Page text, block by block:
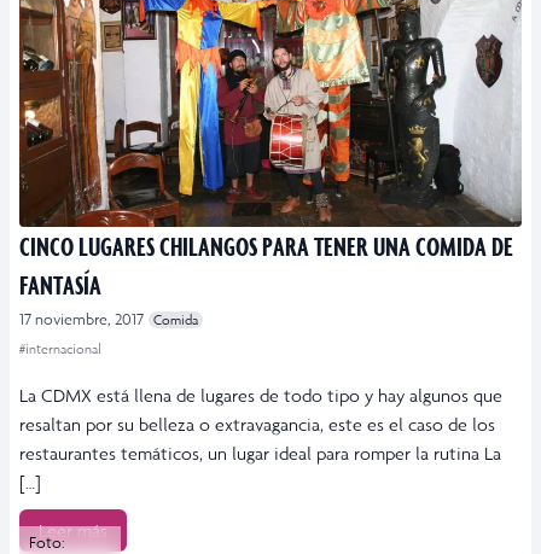
CINCO LUGARES CHILANGOS PARA TENER UNA COMIDA DE
FANTASÍA
17 noviembre, 2017 Comida
#internacional
La CDMX está llena de lugares de todo tipo y hay algunos que
resaltan por su belleza o extravagancia, este es el caso de los
restaurantes temáticos, un lugar ideal para romper la rutina La
[…]
Leer más
Foto: